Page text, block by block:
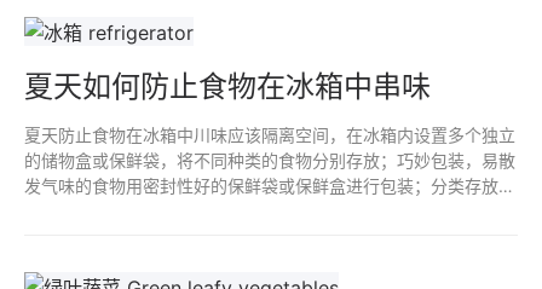
夏天如何防止食物在冰箱中串味
夏天防止食物在冰箱中川味应该隔离空间，在冰箱内设置多个独立
的储物盒或保鲜袋，将不同种类的食物分别存放；巧妙包装，易散
发气味的食物用密封性好的保鲜袋或保鲜盒进行包装；分类存放将